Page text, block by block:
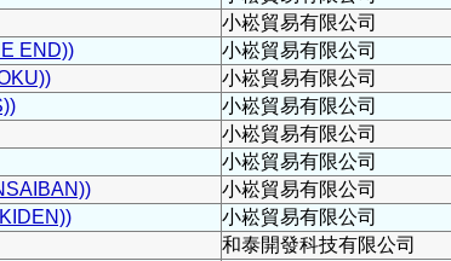
小崧貿易有限公司
END)) 小崧貿易有限公司
小崧貿易有限公司
小崧貿易有限公司
小崧貿易有限公司
小崧貿易有限公司
小崧貿易有限公司
小崧貿易有限公司
和泰開發科技有限公司